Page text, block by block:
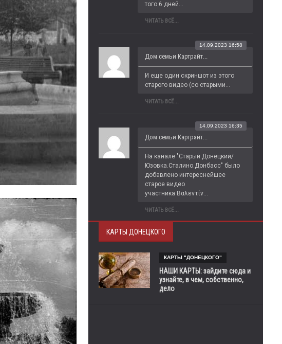
того 6 дней...
ЧИТАТЬ ВСЁ...
Дом семьи Картрайт...
14.09.2023 16:58
И еще один скриншот из этого
старого видео (со старыми...
ЧИТАТЬ ВСЁ...
Дом семьи Картрайт...
14.09.2023 16:35
На канале "Старый Донецкий/
Юзовка.Сталино.Донбасс" было
добавлено интереснейшее
старое видео
участника Βαλεντίν...
ЧИТАТЬ ВСЁ...
КАРТЫ ДОНЕЦКОГО
КАРТЫ "ДОНЕЦКОГО"
НАШИ КАРТЫ: зайдите сюда и
узнайте, в чем, собственно,
дело